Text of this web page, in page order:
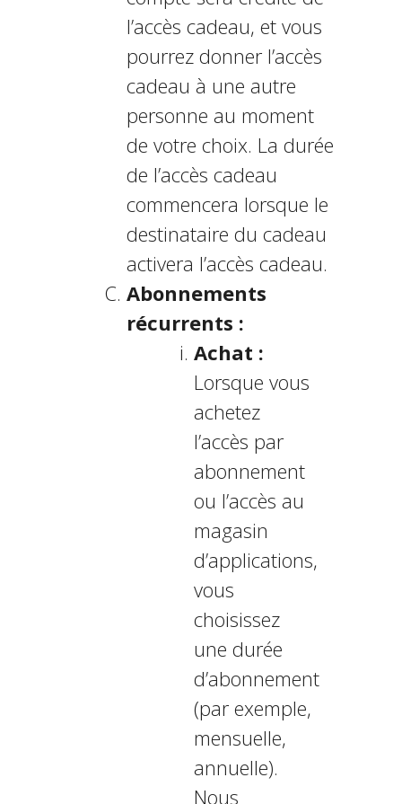
l’accès cadeau, et vous
pourrez donner l’accès
cadeau à une autre
personne au moment
de votre choix. La durée
de l’accès cadeau
commencera lorsque le
destinataire du cadeau
activera l’accès cadeau.
Abonnements
récurrents :
Achat :
Lorsque vous
achetez
l’accès par
abonnement
ou l’accès au
magasin
d’applications,
vous
choisissez
une durée
d’abonnement
(par exemple,
mensuelle,
annuelle).
Nous